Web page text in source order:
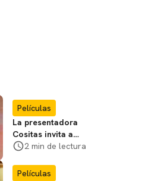
Películas
La presentadora
Cositas invita a
visitar el
Miasma
2 min de lectura
Películas